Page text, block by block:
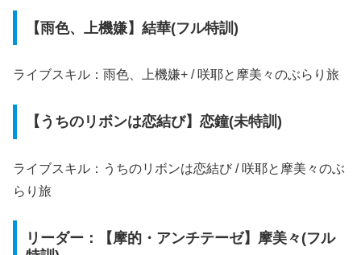
【雨色、上機嫌】結華(フル特訓)
ライブスキル：雨色、上機嫌+ / 咲耶と摩美々のぶらり旅
【うちのリボンは恋結び】恋鐘(未特訓)
ライブスキル：うちのリボンは恋結び / 咲耶と摩美々のぶ
らり旅
リーダー：【摩的・アンチテーゼ】摩美々(フル